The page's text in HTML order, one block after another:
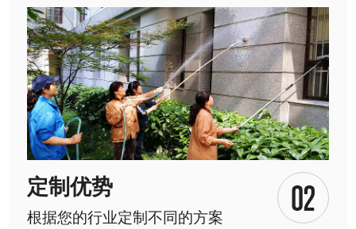
定制优势
根据您的行业定制不同的方案